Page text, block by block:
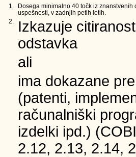
1.
Dosega minimalno 40 točk iz
uspešnosti, v zadnjih petih letih.
2.
Izkazuje
odstavka
ali
ima dokazane
(patenti,
računalniški
izdelki ipd.)
2.12, 2.13, 2.14,